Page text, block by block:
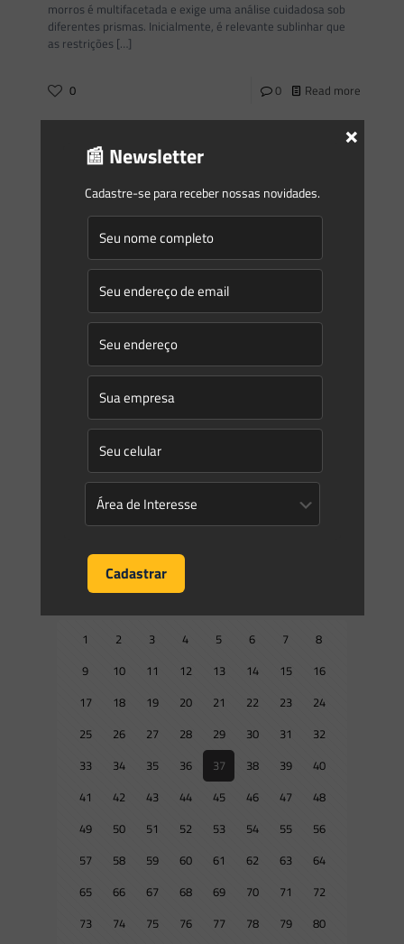
morros é multifacetada e exige uma análise cuidadosa sob
diferentes prismas. Inicialmente, é relevante sublinhar que
as restrições […]
0 0 Read more
Saes Advogadoson
09/07/2024
CONAREDD+/MMA NO 16, DE 20 DE JUNHO DE 2024
Estabelece o Regimento Interno da[…]
Read more
Saes Advogadoson
09/07/2024
Novidades | Âmbito Estadual: Minas Gerais
RESOLUÇÃO CONJUNTA SEMAD/FEAM/IEF No 3.304 DE 17 DE
JUNHO DE 2024 Estabelece procedimentos de
acompanhamento das atividades exercidas pelos municípios
no âmbito de convênios de cooperação técnica[…]
0 Read more
1 2 3 4 5 6 7
8
9
10 11 12 13 14 15
16
17
18 19 20 21 22 23
24
25
26 27 28 29 30 31
32
33
34 35 36 37 38 39
40
41
42 43 44 45 46 47
48
49
50 51 52 53 54 55
56
57
58 59 60 61 62 63
64
65
66 67 68 69 70 71
72
73
74 75 76 77 78 79
80
📰 Newsletter
Cadastre-se para receber nossas novidades.
×